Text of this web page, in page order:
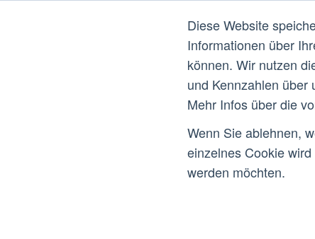
Diese Website
Informationen über
können. Wir nutzen
und Kennzahlen über
Mehr Infos über die
Wenn Sie ablehnen,
einzelnes Cookie
werden möchten.